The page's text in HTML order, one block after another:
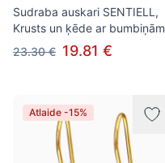
Sudraba auskari SENTIELL,
Krusts un ķēde ar bumbiņām
23.30 € 19.81 €
Atlaide -15%